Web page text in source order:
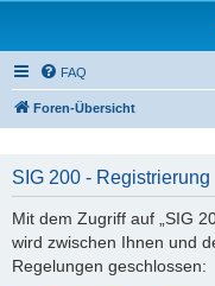
FAQ
Foren-Übersicht
SIG 200 - Registrierung
Mit dem Zugriff auf „SIG
wird zwischen Ihnen und
Regelungen geschlossen: